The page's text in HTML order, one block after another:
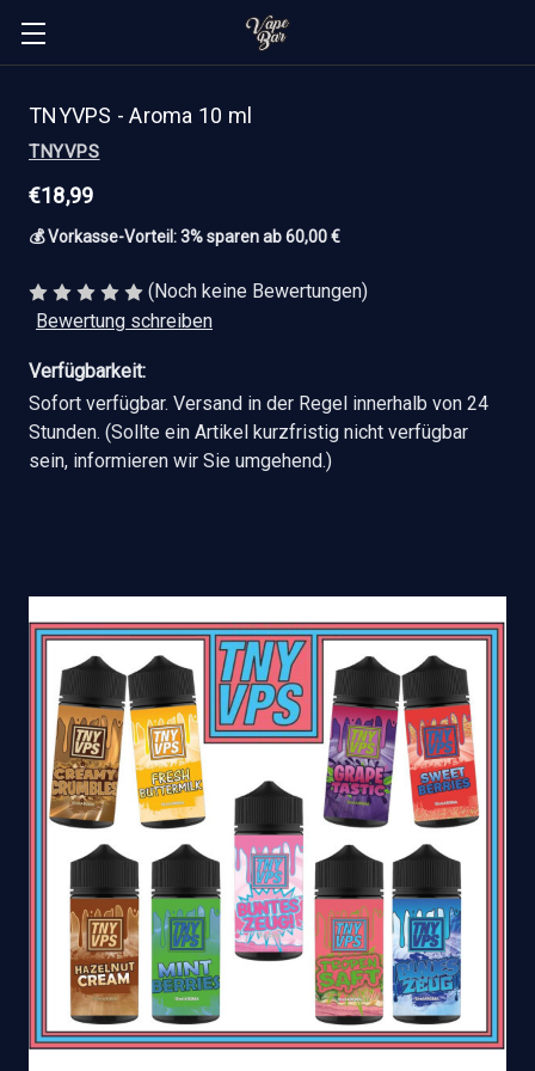
TNYVPS - Aroma 10 ml
TNYVPS
€18,99
💰 Vorkasse-Vorteil: 3% sparen ab 60,00 €
(Noch keine Bewertungen)
Bewertung schreiben
Verfügbarkeit:
Sofort verfügbar. Versand in der Regel innerhalb von 24
Stunden. (Sollte ein Artikel kurzfristig nicht verfügbar
sein, informieren wir Sie umgehend.)